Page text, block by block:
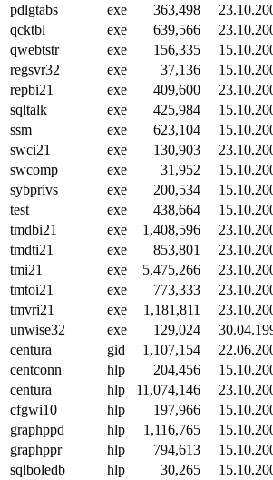
pdlgtabs
exe 363,498
qcktbl
exe 639,566
qwebtstr
exe 156,335
regsvr32
exe 37,136
repbi21
exe 409,600
sqltalk
exe 425,984
ssm
exe 623,104
swci21
exe 130,903
swcomp
exe 31,952
sybprivs
exe 200,534
test
exe 438,664
tmdbi21
exe 1,408,596
tmdti21
exe 853,801
tmi21
exe 5,475,266
tmtoi21
exe 773,333
tmvri21
exe 1,181,811
unwise32
exe 129,024
centura
gid 1,107,154
centconn
hlp 204,456
centura
hlp 11,074,146
cfgwi10
hlp 197,966
graphppd
hlp 1,116,765
graphppr
hlp 794,613
sqlboledb
hlp 30,265